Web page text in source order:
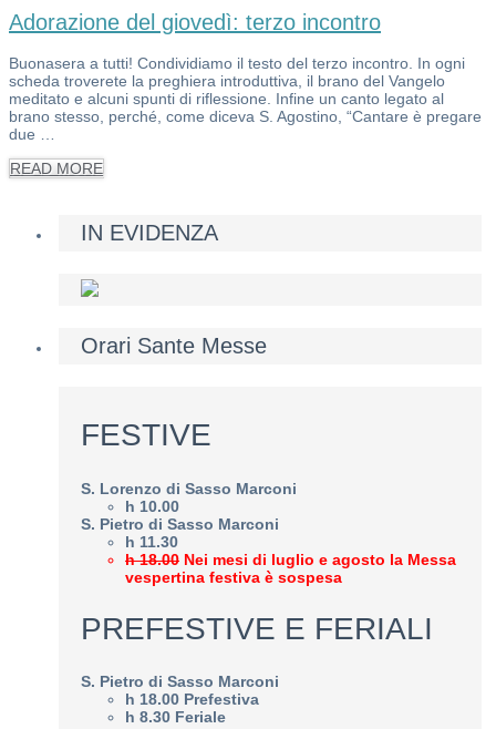
Adorazione del giovedì: terzo incontro
Buonasera a tutti! Condividiamo il testo del terzo incontro. In ogni
scheda troverete la preghiera introduttiva, il brano del Vangelo
meditato e alcuni spunti di riflessione. Infine un canto legato al
brano stesso, perché, come diceva S. Agostino, “Cantare è pregare
due …
READ MORE
IN EVIDENZA
Orari Sante Messe
FESTIVE
S. Lorenzo di Sasso Marconi
h 10.00
S. Pietro di Sasso Marconi
h 11.30
h 18.00 Nei mesi di luglio e agosto la Messa
vespertina festiva è sospesa
PREFESTIVE E FERIALI
S. Pietro di Sasso Marconi
h 18.00 Prefestiva
h 8.30 Feriale